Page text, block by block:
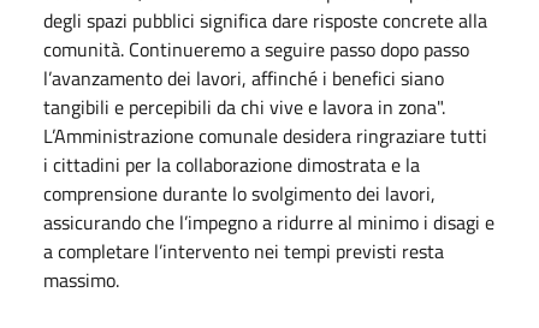
degli spazi pubblici significa dare risposte concrete alla
comunità. Continueremo a seguire passo dopo passo
l’avanzamento dei lavori, affinché i benefici siano
tangibili e percepibili da chi vive e lavora in zona".
L’Amministrazione comunale desidera ringraziare tutti
i cittadini per la collaborazione dimostrata e la
comprensione durante lo svolgimento dei lavori,
assicurando che l’impegno a ridurre al minimo i disagi e
a completare l’intervento nei tempi previsti resta
massimo.